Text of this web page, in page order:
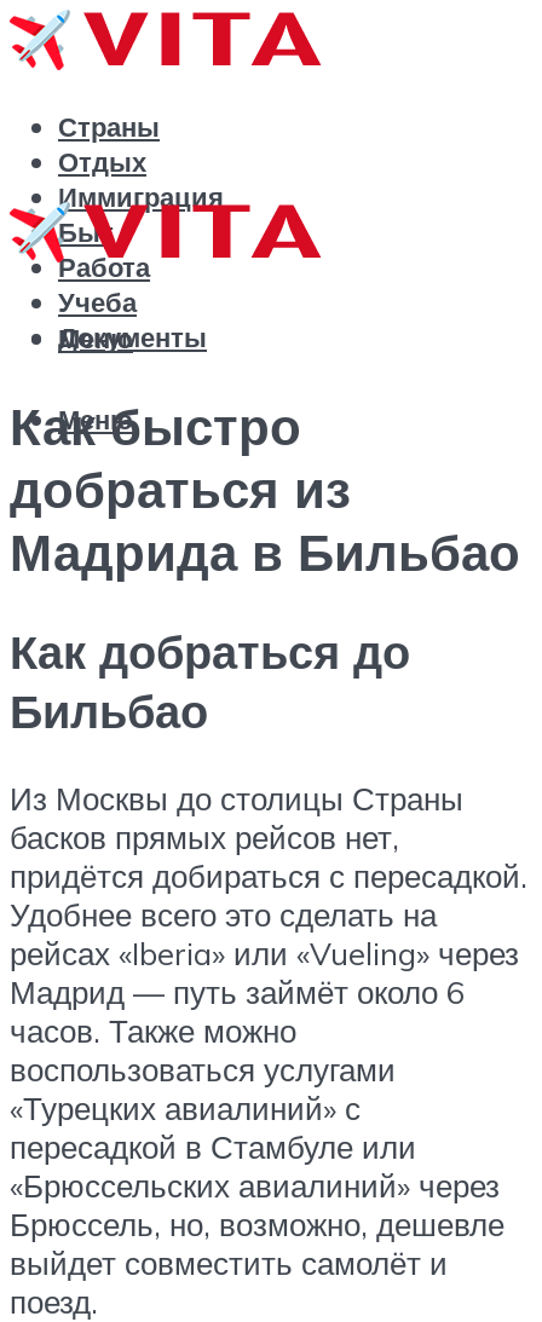
Страны
Отдых
Иммиграция
Быт
Работа
Учеба
Документы
Меню
Меню
Как быстро
добраться из
Мадрида в Бильбао
Как добраться до
Бильбао
Из Москвы до столицы Страны
басков прямых рейсов нет,
придётся добираться с пересадкой.
Удобнее всего это сделать на
рейсах «Iberia» или «Vueling» через
Мадрид — путь займёт около 6
часов. Также можно
воспользоваться услугами
«Турецких авиалиний» с
пересадкой в Стамбуле или
«Брюссельских авиалиний» через
Брюссель, но, возможно, дешевле
выйдет совместить самолёт и
поезд.